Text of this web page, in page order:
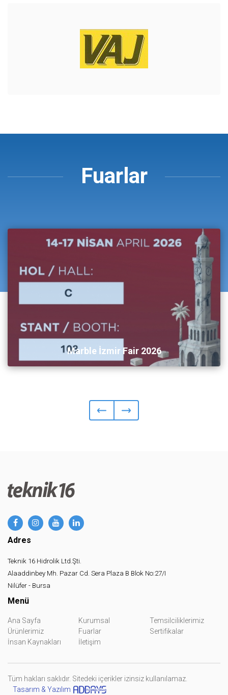
Fuarlar
Marble İzmir Fair 2026
Adres
Teknik 16 Hidrolik Ltd.Şti.
Alaaddinbey Mh. Pazar Cd. Sera Plaza B Blok No:27/I
Nilüfer - Bursa
Menü
Ana Sayfa Kurumsal
Temsilciliklerimiz
Ürünlerimiz
Fuarlar
Sertifikalar
İnsan Kaynakları
İletişim
Tüm hakları saklıdır. Sitedeki içerikler izinsiz kullanılamaz.
Tasarım & Yazılım